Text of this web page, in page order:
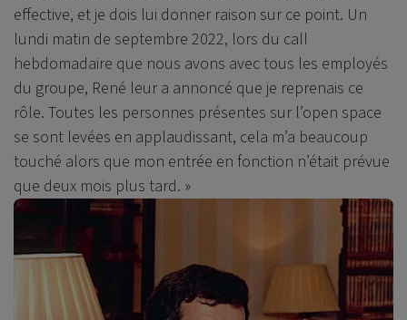
effective, et je dois lui donner raison sur ce point. Un
lundi matin de septembre 2022, lors du call
hebdomadaire que nous avons avec tous les employés
du groupe, René leur a annoncé que je reprenais ce
rôle. Toutes les personnes présentes sur l’open space
se sont levées en applaudissant, cela m’a beaucoup
touché alors que mon entrée en fonction n’était prévue
que deux mois plus tard. »